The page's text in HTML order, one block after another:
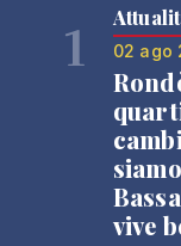
1 02 ago
vive